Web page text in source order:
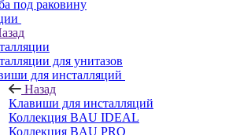
под раковину
для унитазов
для инсталляций
Назад
Клавиши для инсталляций
Коллекция BAU IDEAL
Коллекция BAU PRO